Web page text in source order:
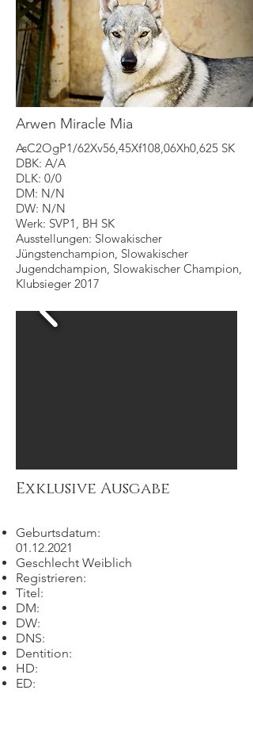
Arwen Miracle Mia
AsC2OgP1/62Xv56,45Xf108,06Xh0,625 SK
DBK: A/A
DLK: 0/0
DM: N/N
DW: N/N
Werk: SVP1, BH SK
Ausstellungen: Slowakischer
Jüngstenchampion, Slowakischer
Jugendchampion, Slowakischer Champion,
Klubsieger 2017
Exklusive Ausgabe
Geburtsdatum:
01.12.2021
Geschlecht Weiblich
Registrieren:
Titel:
DM:
DW:
DNS:
Dentition:
HD:
ED: